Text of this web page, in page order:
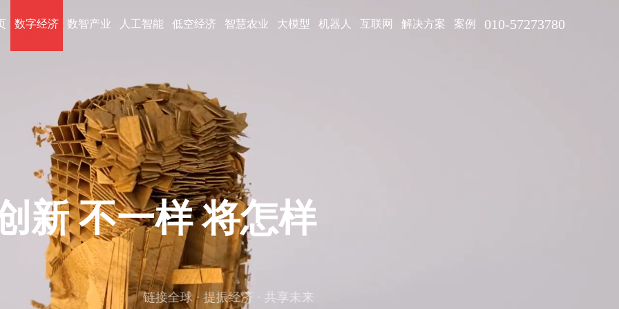
数字经济 数智产业 人工智能 低空经济 智慧农业 大模型 机器人 互联网 解决方案 案例 010-57273780
新 不一样 将怎样
链接全球 · 提振经济 · 共享未来